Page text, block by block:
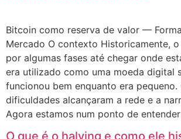
Bitcoin como reserva de valor —
Mercado O contexto Historicamente,
por algumas fases até chegar onde
era utilizado como uma moeda digital
funcionou bem enquanto era
dificuldades alcançaram a rede e a
Agora estamos num ponto de
O que é o halving e como ele